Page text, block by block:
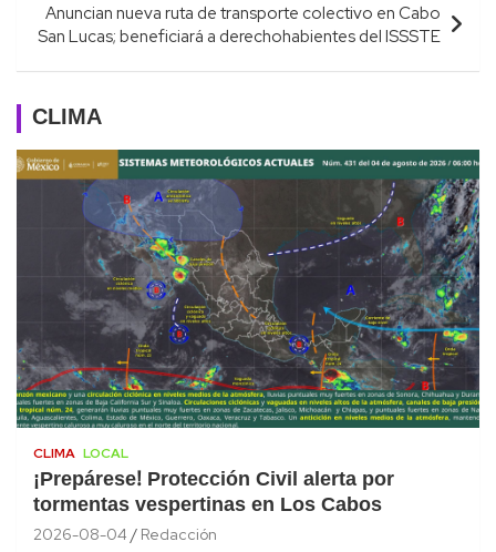
Anuncian nueva ruta de transporte colectivo en Cabo
San Lucas; beneficiará a derechohabientes del ISSSTE
CLIMA
CLIMA LOCAL
¡Prepárese! Protección Civil alerta por
tormentas vespertinas en Los Cabos
2026-08-04 Redacción